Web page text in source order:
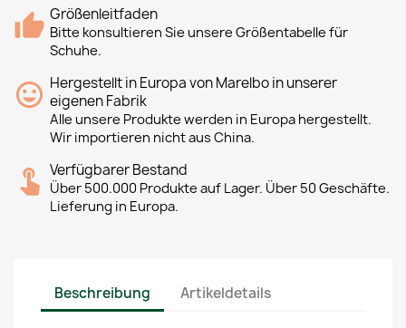
Größenleitfaden
Bitte konsultieren Sie unsere Größentabelle für
Schuhe.
Hergestellt in Europa von Marelbo in unserer
eigenen Fabrik
Alle unsere Produkte werden in Europa hergestellt.
Wir importieren nicht aus China.
Verfügbarer Bestand
Über 500.000 Produkte auf Lager. Über 50 Geschäfte.
Lieferung in Europa.
Beschreibung Artikeldetails